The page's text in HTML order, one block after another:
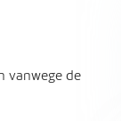
vanwege de